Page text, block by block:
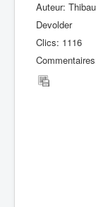
Auteur:
Devolder
Clics: 1116